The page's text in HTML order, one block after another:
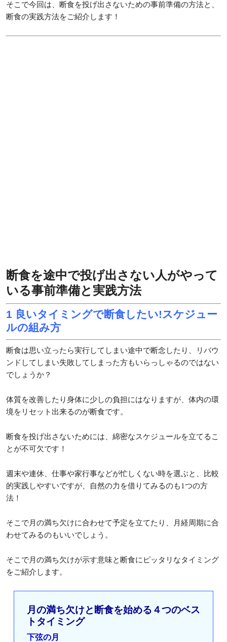
そこで今回は、断食を投げ出さないための事前準備の方法と、
断食の実践方法をご紹介します！
断食を途中で投げ出さない人がやって
いる事前準備と実践方法
1 良いタイミングで断食したい!スケジュー
ルの組み方
断食は思い立ったら実行してしまい途中で断念したり、リバウ
ンドしてしまい失敗してしまった方もいらっしゃるのではない
でしょうか？
体質を改善したり身体に少しの負担にはなりますが、体内の環
境をリセット出来るのが断食です。
断食を投げ出さないためには、綿密なスケジュールを立てるこ
とが不可欠です！
週末や連休、仕事や家行事などが忙しくない時を選ぶと、比較
的実践しやすいですが、自然の力を借りてみるのも1つの方
法！
そこで月の満ち欠けに合わせて予定を立てたり、月経周期に合
わせてみるのもいいでしょう。
そこで月の満ち欠けが示す意味と断食にピッタリなタイミング
をご紹介します。
月の満ち欠けと断食を始める４つのベス
トタイミング
下弦の月